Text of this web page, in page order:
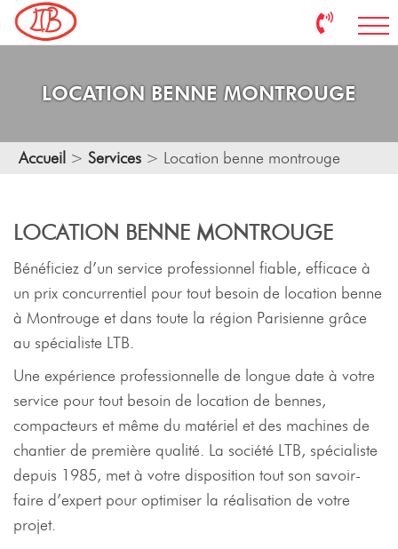
LOCATION BENNE MONTROUGE
Accueil > Services > Location benne montrouge
LOCATION BENNE MONTROUGE
Bénéficiez d’un service professionnel fiable, efficace à
un prix concurrentiel pour tout besoin de location benne
à Montrouge et dans toute la région Parisienne grâce
au spécialiste LTB.
Une expérience professionnelle de longue date à votre
service pour tout besoin de location de bennes,
compacteurs et même du matériel et des machines de
chantier de première qualité. La société LTB, spécialiste
depuis 1985, met à votre disposition tout son savoir-
faire d’expert pour optimiser la réalisation de votre
projet.